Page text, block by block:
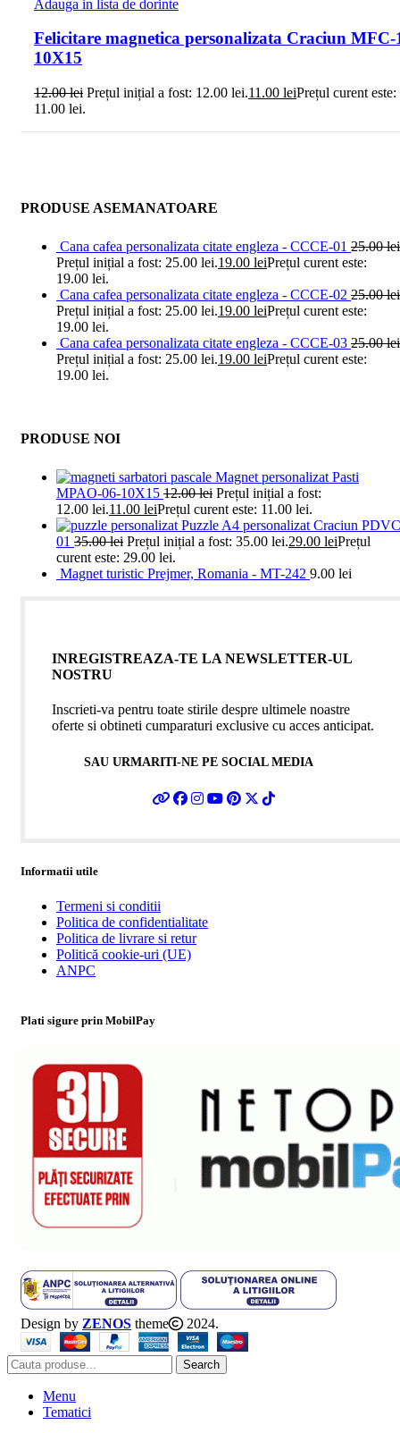
Adauga in lista de dorinte
Felicitare magnetica personalizata Craciun MFC-
10X15
12.00lei Prețul inițial a fost: 12.00 lei.11.00 leiPrețul curent este:
11.00 lei.
PRODUSE ASEMANATOARE
Cana cafea personalizata citate engleza - CCCE-01 25.00lei
Prețul inițial a fost: 25.00 lei.19.00 leiPrețul curent este:
19.00 lei.
Cana cafea personalizata citate engleza - CCCE-02 25.00lei
Prețul inițial a fost: 25.00 lei.19.00 leiPrețul curent este:
19.00 lei.
Cana cafea personalizata citate engleza - CCCE-03 25.00lei
Prețul inițial a fost: 25.00 lei.19.00 leiPrețul curent este:
19.00 lei.
PRODUSE NOI
Magnet personalizat Pasti
MPAO-06-10X15 12.00lei Prețul inițial a fost:
12.00 lei.11.00 leiPrețul curent este: 11.00 lei.
Puzzle A4 personalizat Craciun
01 35.00lei Prețul inițial a fost: 35.00 lei.29.00 leiPrețul
curent este: 29.00 lei.
Magnet turistic Prejmer, Romania - MT-242 9.00 lei
INREGISTREAZA-TE LA NEWSLETTER-UL
NOSTRU
Inscrieti-va pentru toate stirile despre ultimele noastre
oferte si obtineti cumparaturi exclusive cu acces anticipat.
SAU URMARITI-NE PE SOCIAL MEDIA
Informatii utile
Termeni si conditii
Politica de confidentialitate
Politica de livrare si retur
Politică cookie-uri (UE)
ANPC
Plati sigure prin MobilPay
Design by ZENOS theme 2024.
Search
Menu
Tematici